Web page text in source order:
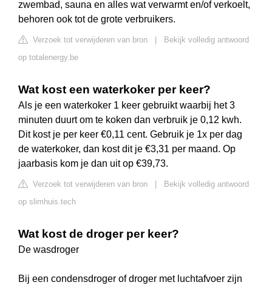
zwembad, sauna en alles wat verwarmt en/of verkoelt,
behoren ook tot de grote verbruikers.
Verzoek tot verwijderen van bron
Bekijk volledig antwoord
op totalenergy.be
Wat kost een waterkoker per keer?
Als je een waterkoker 1 keer gebruikt waarbij het 3
minuten duurt om te koken dan verbruik je 0,12 kwh.
Dit kost je per keer €0,11 cent. Gebruik je 1x per dag
de waterkoker, dan kost dit je €3,31 per maand. Op
jaarbasis kom je dan uit op €39,73.
Verzoek tot verwijderen van bron
Bekijk volledig antwoord
op slimhuis.tech
Wat kost de droger per keer?
De wasdroger
Bij een condensdroger of droger met luchtafvoer zijn